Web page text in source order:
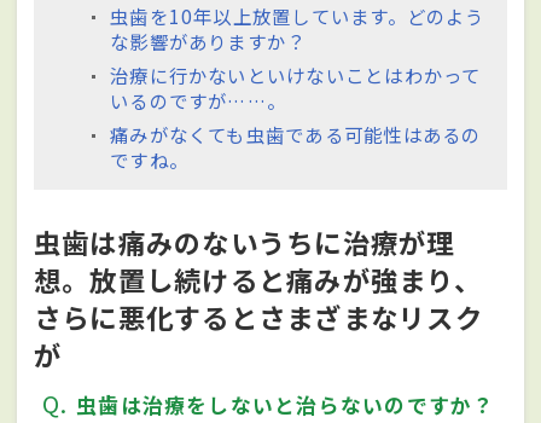
虫歯を10年以上放置しています。どのよう
な影響がありますか？
治療に行かないといけないことはわかって
いるのですが……。
痛みがなくても虫歯である可能性はあるの
ですね。
虫歯は痛みのないうちに治療が理
想。放置し続けると痛みが強まり、
さらに悪化するとさまざまなリスク
が
Q 虫歯は治療をしないと治らないのですか？